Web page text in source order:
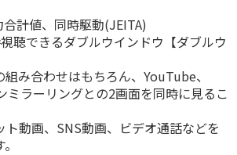
計値、同時駆動(JEITA)
聴できるダブルウインドウ【ダブルウ
み合わせはもちろん、YouTube、
ミラーリングとの2画面を同時に見るこ
動画、SNS動画、ビデオ通話などを